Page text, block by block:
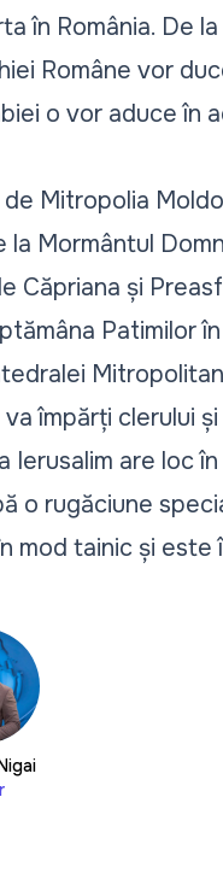
în România. De
Române vor
o vor aduce în
Mitropolia
Mormântul
Căpriana și
Patimilor
împărți clerului
Ierusalim are loc
o rugăciune
mod tainic și este